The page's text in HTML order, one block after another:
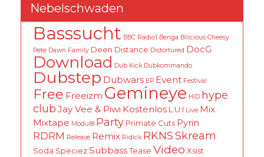
Nebelschwaden
Basssucht BBC Radio1 Benga Bilicious Cheesy
Pete Dawn Family Deen Distance Distortured DocG
Download Dub Kick Dubkommando
Dubstep Dubwars EP Event Festival
Free Freeizm Gemineye HID hype
club Jay Vee & Piwi Kostenlos L.U.I Live Mix
Mixtape Modul8 Party Primate Cuts Pyrin
RDRM Release Remix Ridick RKNSSkream
Soda SpeciezSubbassTease Video Xsist